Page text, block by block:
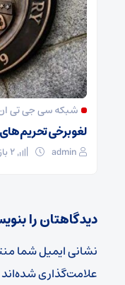
شبکه سی جی تی ان
لغو برخی تحریم های
admin
دیدگاهتان را
نشانی ایمیل شما
علامت‌گذاری شده‌اند